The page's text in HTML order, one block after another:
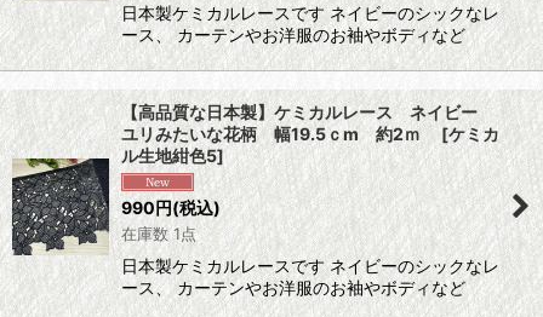
日本製ケミカルレースです ネイビーのシックなレ
ース、 カーテンやお洋服のお袖やボディなど
【高品質な日本製】ケミカルレース ネイビー
ユリみたいな花柄 幅19.5ｃm 約2ｍ [ケミカ
ル生地紺色5]
990円(税込)
在庫数 1点
日本製ケミカルレースです ネイビーのシックなレ
ース、 カーテンやお洋服のお袖やボディなど